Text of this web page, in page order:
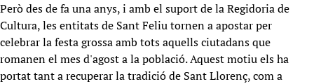
Però des de fa una anys, i amb el suport de la Regidoria de
Cultura, les entitats de Sant Feliu tornen a apostar per
celebrar la festa grossa amb tots aquells ciutadans que
romanen el mes d'agost a la població. Aquest motiu els ha
portat tant a recuperar la tradició de Sant Llorenç, com a